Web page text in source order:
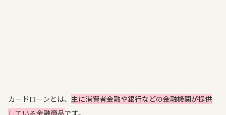
カードローンとは、 主に消費者金融や銀行などの金融機関が提供
している金融商品です。